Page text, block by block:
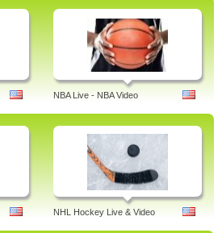
NBA Live - NBA Video
NHL Hockey Live & Video